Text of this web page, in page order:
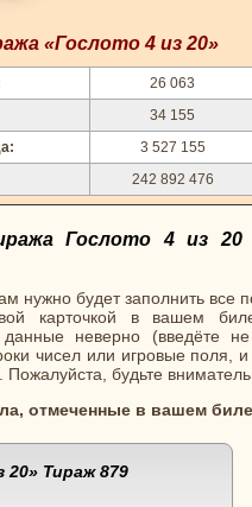
«Гослото 4 из 20»
26 063
34 155
3 527 155
242 892 476
Гослото 4 из 20
нужно будет заполнить все
карточкой в вашем
неверно (введёте
чисел или игровые поля, и
Пожалуйста, будьте
отмеченные в вашем
20» Тираж 879